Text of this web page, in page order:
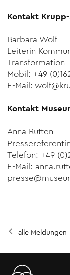
Kontakt
Barbara Wolf
Leiterin
Transformation
Mobil: +49
E-Mail:
Kontakt
Anna Rutten
Pressereferentin
Telefon: +49
E-Mail:
alle Meldungen